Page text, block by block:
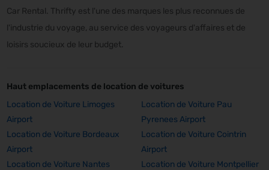
Car Rental. Thrifty est l'une des marques les plus reconnues de
l'industrie du voyage, au service des voyageurs d'affaires et de
loisirs soucieux de leur budget.
Haut emplacements de location de voitures
Location de Voiture Limoges
Airport
Location de Voiture Pau
Pyrenees Airport
Location de Voiture Bordeaux
Airport
Location de Voiture Cointrin
Airport
Location de Voiture Nantes
Location de Voiture Montpellier